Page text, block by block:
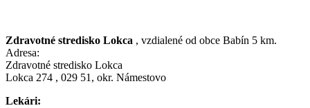
Zdravotné stredisko Lokca , vzdialené od obce Babín 5 km.
Adresa:
Zdravotné stredisko Lokca
Lokca 274 , 029 51, okr. Námestovo
Lekári: